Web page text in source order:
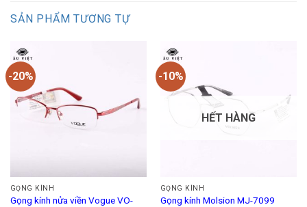
SẢN PHẨM TƯƠNG TỰ
-20%
GỌNG KÍNH
Gọng kính nửa viền Vogue VO-
-10%
HẾT HÀNG
GỌNG KÍNH
Gọng kính Molsion MJ-7099